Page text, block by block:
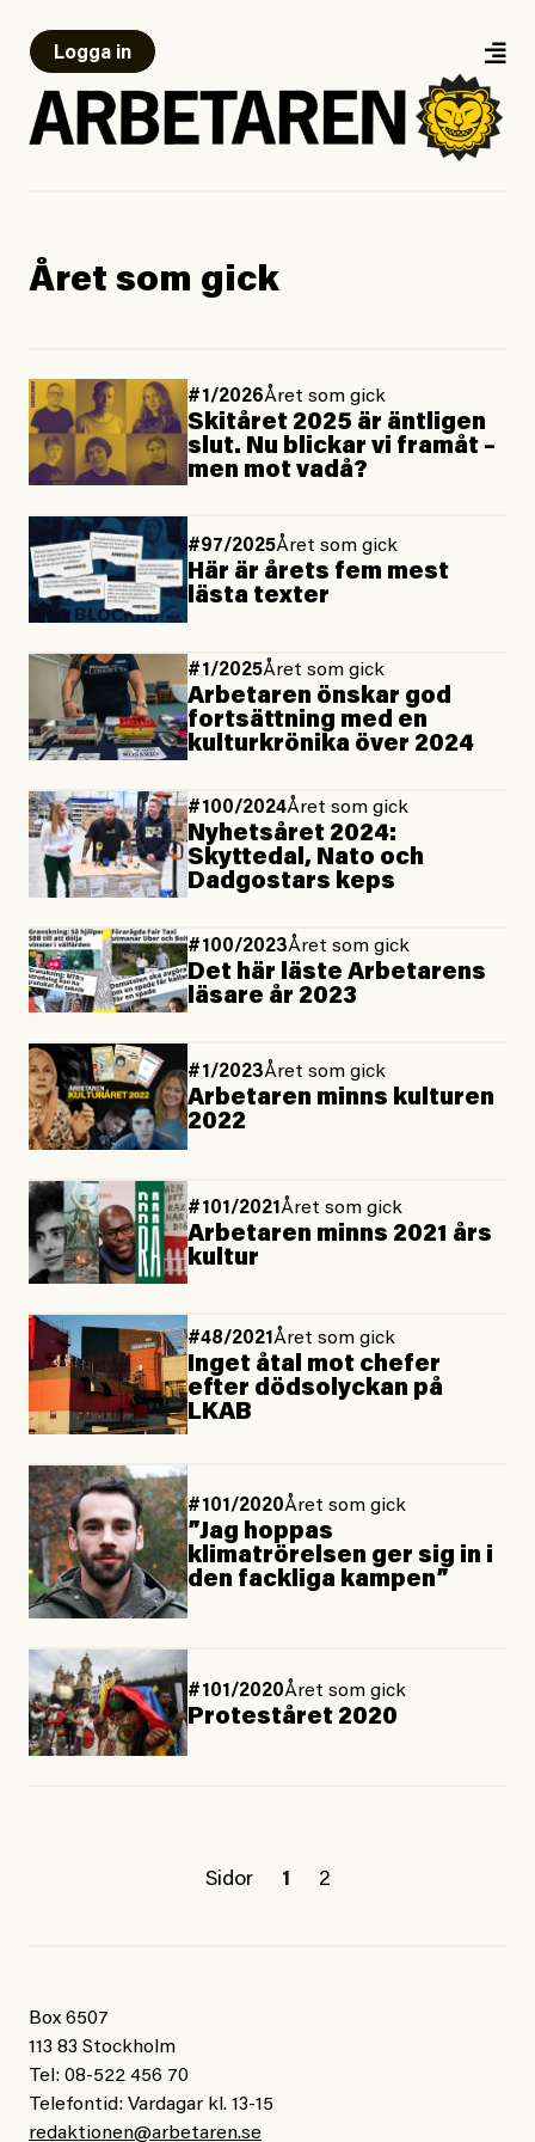
Logga in
Året som gick
#1/2026Året som gick
Skitåret 2025 är äntligen
slut. Nu blickar vi framåt –
men mot vadå?
#97/2025Året som gick
Här är årets fem mest
lästa texter
#1/2025Året som gick
Arbetaren önskar god
fortsättning med en
kulturkrönika över 2024
#100/2024Året som gick
Nyhetsåret 2024:
Skyttedal, Nato och
Dadgostars keps
#100/2023Året som gick
Det här läste Arbetarens
läsare år 2023
#1/2023Året som gick
Arbetaren minns kulturen
2022
#101/2021Året som gick
Arbetaren minns 2021 års
kultur
#48/2021Året som gick
Inget åtal mot chefer
efter dödsolyckan på
LKAB
#101/2020Året som gick
”Jag hoppas
klimatrörelsen ger sig in i
den fackliga kampen”
#101/2020Året som gick
Proteståret 2020
Sidor 1 2
Box 6507
113 83 Stockholm
Tel: 08-522 456 70
Telefontid: Vardagar kl. 13-15
redaktionen@arbetaren.se